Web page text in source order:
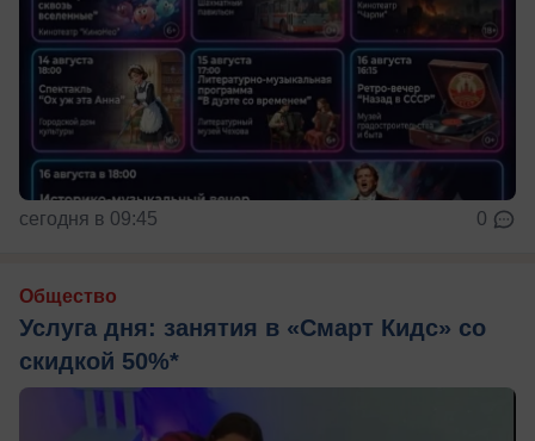
сегодня в 09:45 0
Общество
Услуга дня: занятия в «Смарт Кидс» со
скидкой 50%*